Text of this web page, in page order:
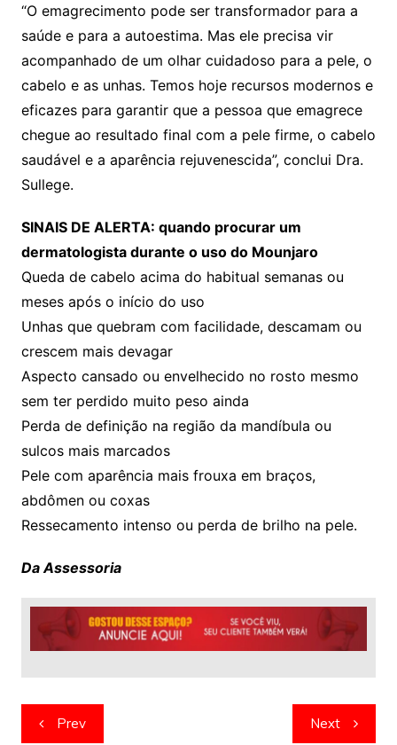
“O emagrecimento pode ser transformador para a
saúde e para a autoestima. Mas ele precisa vir
acompanhado de um olhar cuidadoso para a pele, o
cabelo e as unhas. Temos hoje recursos modernos e
eficazes para garantir que a pessoa que emagrece
chegue ao resultado final com a pele firme, o cabelo
saudável e a aparência rejuvenescida”, conclui Dra.
Sullege.
SINAIS DE ALERTA: quando procurar um
dermatologista durante o uso do Mounjaro
Queda de cabelo acima do habitual semanas ou
meses após o início do uso
Unhas que quebram com facilidade, descamam ou
crescem mais devagar
Aspecto cansado ou envelhecido no rosto mesmo
sem ter perdido muito peso ainda
Perda de definição na região da mandíbula ou
sulcos mais marcados
Pele com aparência mais frouxa em braços,
abdômen ou coxas
Ressecamento intenso ou perda de brilho na pele.
Da Assessoria
Navegação
Prev Next